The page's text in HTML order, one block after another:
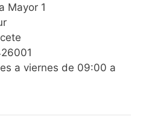
Mayor 1
a viernes de 09:00 a